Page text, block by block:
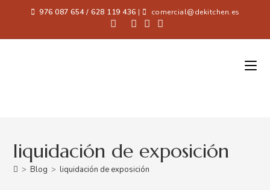
976 087 654 / 628 119 436 | comercial@dekitchen.es
liquidación de exposición
> Blog > liquidación de exposición